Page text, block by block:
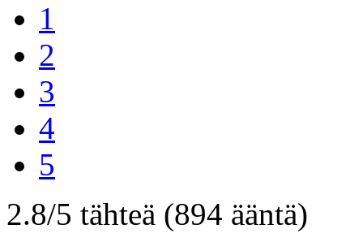
1
2
3
4
5
2.8/5 tähteä (894 ääntä)